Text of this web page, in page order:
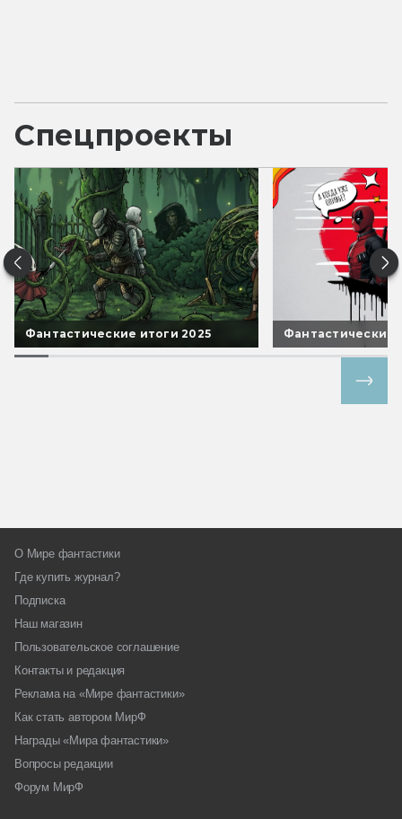
Спецпроекты
Фантастические итоги 2025 Фантастические
О Мире фантастики
Где купить журнал?
Подписка
Наш магазин
Пользовательское соглашение
Контакты и редакция
Реклама на «Мире фантастики»
Как стать автором МирФ
Награды «Мира фантастики»
Вопросы редакции
Форум МирФ